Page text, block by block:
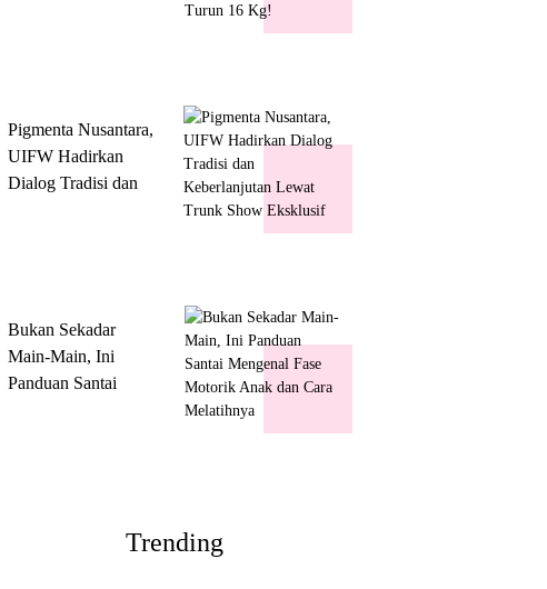
Pigmenta Nusantara,
UIFW Hadirkan
Dialog Tradisi dan
Bukan Sekadar
Main-Main, Ini
Panduan Santai
Trending